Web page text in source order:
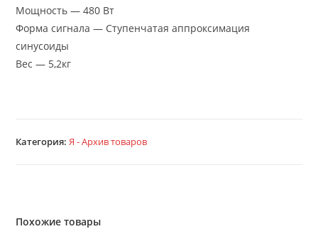
Мощность — 480 Вт
Форма сигнала — Ступенчатая аппроксимация
синусоиды
Вес — 5,2кг
Категория:Я - Архив товаров
Похожие товары